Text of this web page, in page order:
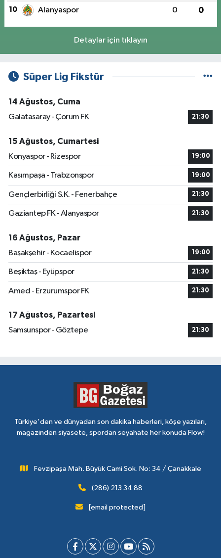
10 Alanyaspor 0 0
Detaylar için tıklayın
Süper Lig Fikstür
14 Ağustos, Cuma
Galatasaray - Çorum FK
21:30
15 Ağustos, Cumartesi
Konyaspor - Rizespor
19:00
Kasımpaşa - Trabzonspor 19:00
Gençlerbirliği S.K. - Fenerbahçe 21:30
Gaziantep FK - Alanyaspor 21:30
16 Ağustos, Pazar
Başakşehir - Kocaelispor
19:00
Beşiktaş - Eyüpspor 21:30
Amed - Erzurumspor FK 21:30
17 Ağustos, Pazartesi
Samsunspor - Göztepe
21:30
Türkiye'den ve dünyadan son dakika haberleri, köşe yazıları,
magazinden siyasete, spordan seyahate her konuda Flow!
Fevzipaşa Mah. Büyük Cami Sok. No: 34 / Çanakkale
(286) 213 34 88
[email protected]